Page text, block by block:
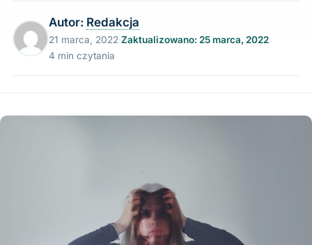
Autor: Redakcja
21 marca, 2022 Zaktualizowano: 25 marca, 2022·
4 min czytania